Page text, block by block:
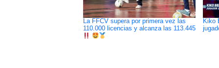
La FFCV supera por primera vez las
110.000 licencias y alcanza las 113.445
Kiko